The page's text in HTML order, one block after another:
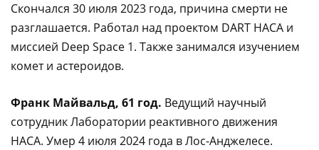
Скончался 30 июля 2023 года, причина смерти не
разглашается. Работал над проектом DART НАСА и
миссией Deep Space 1. Также занимался изучением
комет и астероидов.
Франк Майвальд, 61 год. Ведущий научный
сотрудник Лаборатории реактивного движения
НАСА. Умер 4 июля 2024 года в Лос-Анджелесе.